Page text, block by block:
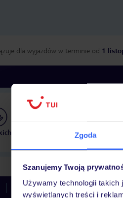
Zgoda
Szanujemy Twoją
Używamy technologii
wyświetlanych treści i
dla wyjazdów w terminie od 1
cen
w Polsce
Hotel Opinie